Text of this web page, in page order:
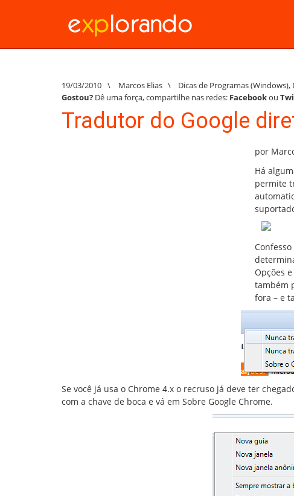
19/03/2010 \ Marcos Elias \ Dicas de Programas (Windows),
Gostou? Dê uma força, compartilhe nas redes: Facebookou
Tradutor do Google
por
Há
permite
Opções
também
fora – e
Se você já usa o Chrome 4.x o recruso já deve ter
com a chave de boca e vá em Sobre Google Chrome.